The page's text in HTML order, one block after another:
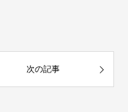
次の記事